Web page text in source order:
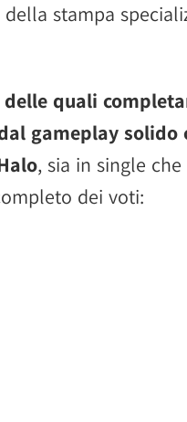
stampa
delle quali
gameplay solido
, sia in single che
dei voti: